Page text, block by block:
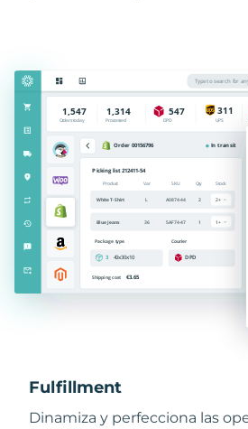
Fulfillment
Dinamiza y perfecciona las